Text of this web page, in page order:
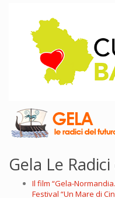
Gela Le
Il film “Gela-
Festival “Un Mare di